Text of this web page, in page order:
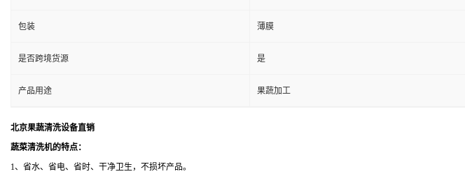
包装 薄膜
是否跨境货源 是
产品用途 果蔬加工
北京果蔬清洗设备直销
蔬菜清洗机的特点：
1、省水、省电、省时、干净卫生，不损坏产品。